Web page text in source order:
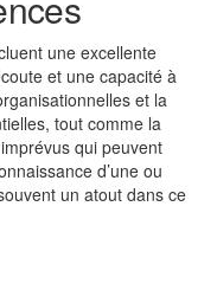
une excellente
et une capacité à
et la
tout comme la
qui peuvent
d’une ou
un atout dans ce